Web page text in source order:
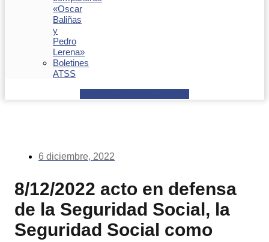
«Oscar
Baliñas
y
Pedro
Lerena»
Boletines
ATSS
6 diciembre, 2022
8/12/2022 acto en defensa
de la Seguridad Social, la
Seguridad Social como